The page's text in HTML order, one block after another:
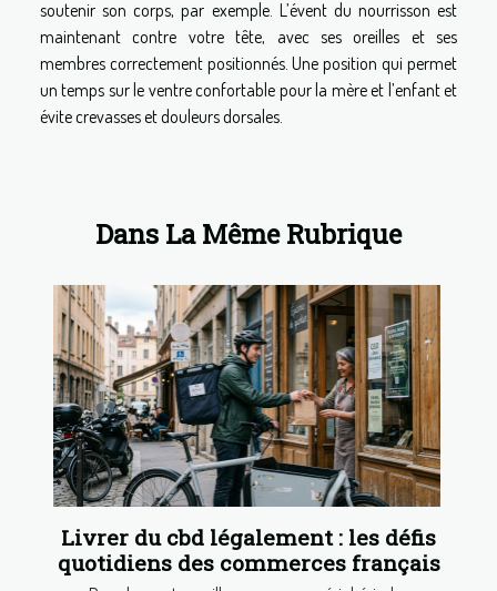
soutenir son corps, par exemple. L’évent du nourrisson est
maintenant contre votre tête, avec ses oreilles et ses
membres correctement positionnés. Une position qui permet
un temps sur le ventre confortable pour la mère et l’enfant et
évite crevasses et douleurs dorsales.
Dans La Même Rubrique
Livrer du cbd légalement : les défis
quotidiens des commerces français